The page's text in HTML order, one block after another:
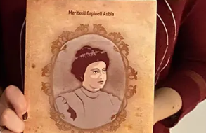
figura i la tasca d'una destacada